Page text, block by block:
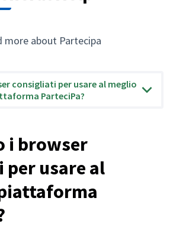
more about Partecipa
consigliati per usare al meglio
ParteciPa?
i browser
usare al